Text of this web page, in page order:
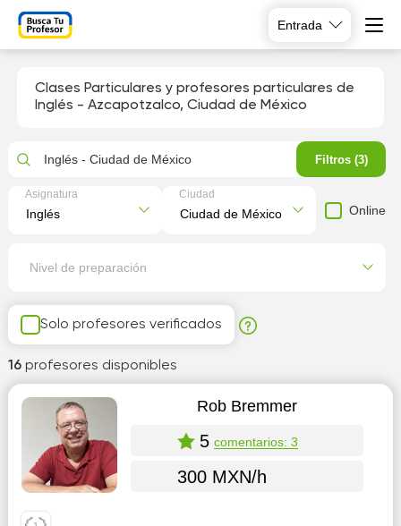
Entrada
Clases Particulares y profesores particulares de
Inglés - Azcapotzalco, Ciudad de México
Solo profesores verificados
16 profesores disponibles
Rob Bremmer
5 comentarios: 3
300 MXN/h
Inglés - Ciudad de México Filtros (3)
Asignatura Ciudad
Online
Nivel de preparación